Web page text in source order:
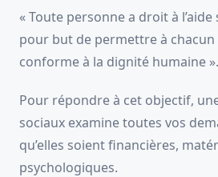
« Toute personne a droit à l’aide
pour but de permettre à
conforme à la dignité humaine ».
Pour répondre à cet objectif,
sociaux examine toutes vos
qu’elles soient financières,
psychologiques.